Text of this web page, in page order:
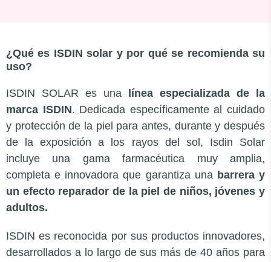
¿Qué es ISDIN solar y por qué se recomienda su
uso?
ISDIN SOLAR es una
línea especializada de la
marca ISDIN. Dedicada específicamente al cuidado
y protección de la piel para antes, durante y después
de la exposición a los rayos del sol, Isdin Solar
incluye una gama farmacéutica muy amplia,
completa e innovadora que garantiza una barrera y
un efecto reparador de la piel de niños, jóvenes y
adultos.
ISDIN es reconocida por sus productos innovadores,
desarrollados a lo largo de sus más de 40 años para